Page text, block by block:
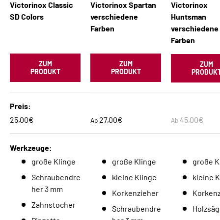
Victorinox Classic
SD Colors
ZUM
PRODUKT
Victorinox Spartan
verschiedene
Farben
ZUM
PRODUKT
Victorinox
Huntsman
verschiedene
Farben
ZUM
Preis
Normaler Preis
25,00€ Normaler Preis
Ab 27,00€ Normaler
Ab 45,00€
Werkzeuge
große Klinge
Schraubendre
her 3 mm
Zahnstocher
große Klinge
kleine Klinge
Korkenzieher
Schraubendre
große
kleine